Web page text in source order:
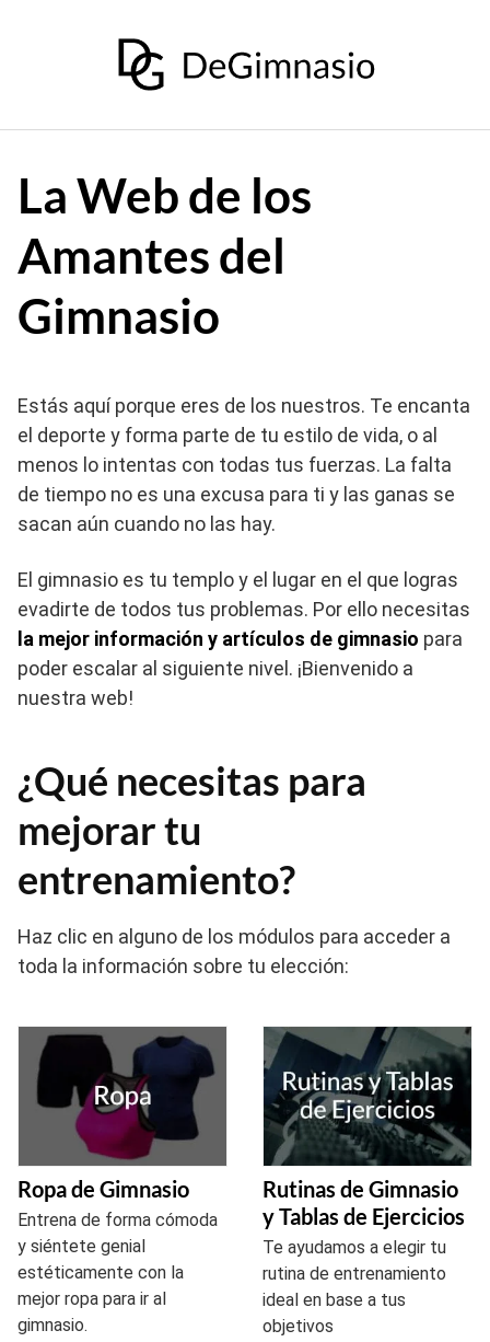
La Web de los
Amantes del
Gimnasio
Estás aquí porque eres de los nuestros. Te encanta
el deporte y forma parte de tu estilo de vida, o al
menos lo intentas con todas tus fuerzas. La falta
de tiempo no es una excusa para ti y las ganas se
sacan aún cuando no las hay.
El gimnasio es tu templo y el lugar en el que logras
evadirte de todos tus problemas. Por ello necesitas
la mejor información y artículos de gimnasio para
poder escalar al siguiente nivel. ¡Bienvenido a
nuestra web!
¿Qué necesitas para
mejorar tu
entrenamiento?
Haz clic en alguno de los módulos para acceder a
toda la información sobre tu elección:
Ropa de Gimnasio
Entrena de forma cómoda
y siéntete genial
estéticamente con la
mejor ropa para ir al
gimnasio.
Rutinas de Gimnasio
y Tablas de Ejercicios
Te ayudamos a elegir tu
rutina de entrenamiento
ideal en base a tus
objetivos